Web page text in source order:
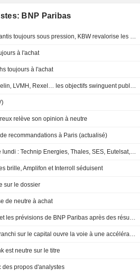
BNP Paribas
Avis d'analystes du jour : Stellantis toujours sous pression, KBW revalorise les banques françaises
à l'achat
toujours à l'achat
Avis d'analystes du jour : Michelin, LVMH, Rexel… les objectifs swinguent publications de résultats
relève son opinion à neutre
recommandations à Paris (actualisé)
SBF 120 - Les actions à suivre lundi : Technip Energies, Thales, SES, Eutelsat, BNP Paribas, Vusion, TF1
brille, Amplifon et Interroll séduisent
sur le dossier
de neutre à achat
BofA relève l'objectif de cours et les prévisions de BNP Paribas après des résultats " solides » au deuxième trimestre
BNP PARIBAS : T2 : Le jalon franchi sur le capital ouvre la voie à une accélération des retours aux actionnaires
est neutre sur le titre
des propos d'analystes